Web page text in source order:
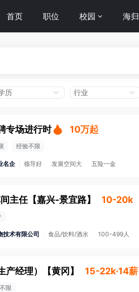
首页 职位 校园 海归
历 行业
专场进行时 10万起
经验不限
名企 领导好 发展空间大 五险一金
主任 【嘉兴-景宜路】 10-20k
技术有限公司 食品/饮料/酒水 100-499人
产经理） 【黄冈 】 15-22k·14薪
限